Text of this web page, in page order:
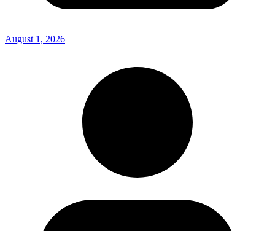
August 1, 2026